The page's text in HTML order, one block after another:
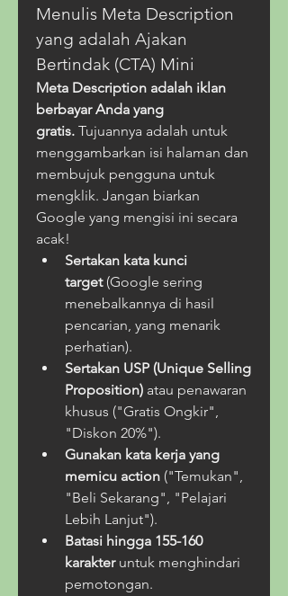
Menulis Meta Description
yang adalah Ajakan
Bertindak (CTA) Mini
Meta Description adalah iklan
berbayar Anda yang
gratis. Tujuannya adalah untuk
menggambarkan isi halaman dan
membujuk pengguna untuk
mengklik. Jangan biarkan
Google yang mengisi ini secara
acak!
Sertakan kata kunci
target (Google sering
menebalkannya di hasil
pencarian, yang menarik
perhatian).
Sertakan USP (Unique Selling
Proposition) atau penawaran
khusus ("Gratis Ongkir",
"Diskon 20%").
Gunakan kata kerja yang
memicu action ("Temukan",
"Beli Sekarang", "Pelajari
Lebih Lanjut").
Batasi hingga 155-160
karakter untuk menghindari
pemotongan.